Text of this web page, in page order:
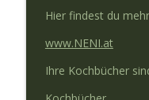
#73
Hier findest du
www.NENI.at
Ihre Kochbücher